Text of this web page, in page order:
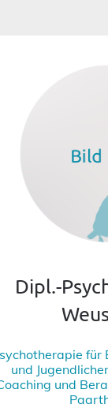
Dipl.-
für
und
und